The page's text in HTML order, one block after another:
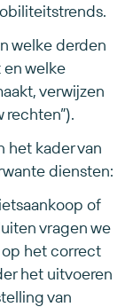
welke derden
en welke
verwijzen
rechten”).
het kader van
diensten:
of
vragen we
het correct
het uitvoeren
van